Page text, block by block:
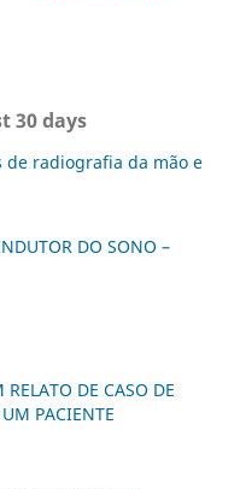
30 days
de radiografia da mão e
DO SONO –
DE CASO DE
PACIENTE